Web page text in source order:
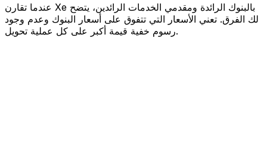
عندما تقارن Xe بالبنوك الرائدة ومقدمي الخدمات الرائدين، يتضح
لك الفرق. تعني الأسعار التي تتفوق على أسعار البنوك وعدم وجود
رسوم خفية قيمة أكبر على كل عملية تحويل.